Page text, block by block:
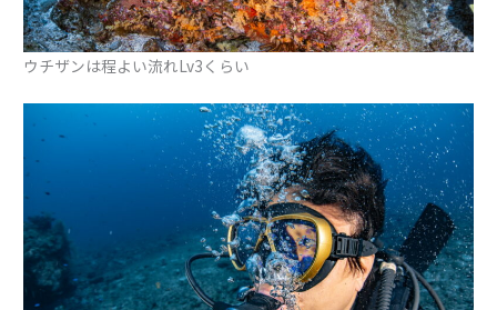
ウチザンは程よい流れLv3くらい